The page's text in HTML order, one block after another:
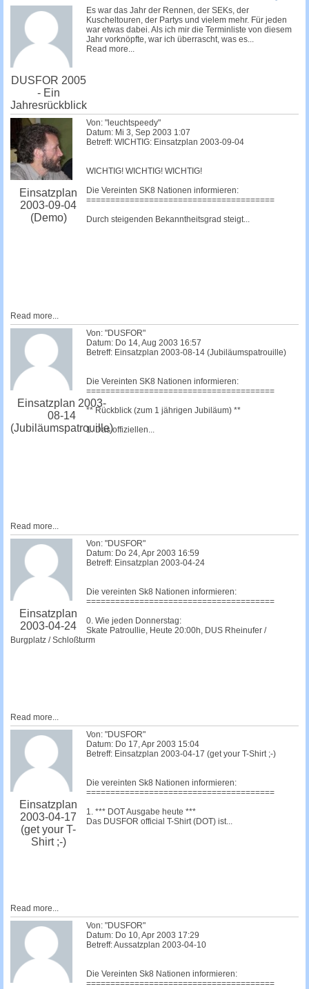
DUSFOR 2005
- Ein
Jahresrückblick
Es war das Jahr der Rennen, der SEKs, der
Kuscheltouren, der Partys und vielem mehr. Für jeden
war etwas dabei. Als ich mir die Terminliste von diesem
Jahr vorknöpfte, war ich überrascht, was es...
Read more...
Einsatzplan
2003-09-04
(Demo)
Von: "leuchtspeedy"
Datum: Mi 3, Sep 2003 1:07
Betreff: WICHTIG: Einsatzplan 2003-09-04
WICHTIG! WICHTIG! WICHTIG!
Die Vereinten SK8 Nationen informieren:
=======================================
Durch steigenden Bekanntheitsgrad steigt...
Read more...
Einsatzplan 2003-
08-14
(Jubiläumspatrouille)
Von: "DUSFOR"
Datum: Do 14, Aug 2003 16:57
Betreff: Einsatzplan 2003-08-14 (Jubiläumspatrouille)
Die Vereinten SK8 Nationen informieren:
=======================================
** Rückblick (zum 1 jährigen Jubiläum) **
1. Das offiziellen...
Read more...
Einsatzplan
2003-04-24
Von: "DUSFOR"
Datum: Do 24, Apr 2003 16:59
Betreff: Einsatzplan 2003-04-24
Die vereinten Sk8 Nationen informieren:
=======================================
0. Wie jeden Donnerstag:
Skate Patroullie, Heute 20:00h, DUS Rheinufer /
Burgplatz / Schloßturm
Read more...
Einsatzplan
2003-04-17
(get your T-
Shirt ;-)
Von: "DUSFOR"
Datum: Do 17, Apr 2003 15:04
Betreff: Einsatzplan 2003-04-17 (get your T-Shirt ;-)
Die vereinten Sk8 Nationen informieren:
=======================================
1. *** DOT Ausgabe heute ***
Das DUSFOR official T-Shirt (DOT) ist...
Read more...
Von: "DUSFOR"
Datum: Do 10, Apr 2003 17:29
Betreff: Aussatzplan 2003-04-10
Die Vereinten Sk8 Nationen informieren:
=======================================